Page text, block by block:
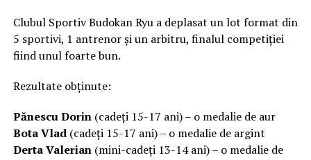
Clubul Sportiv Budokan Ryu a deplasat un lot format din
5 sportivi, 1 antrenor și un arbitru, finalul competiției
fiind unul foarte bun.
Rezultate obținute:
Pănescu Dorin(cadeți 15-17 ani) – o medalie de aur
Bota Vlad(cadeți 15-17 ani) – o medalie de argint
Derta Valerian(mini-cadeți 13-14 ani) – o medalie de